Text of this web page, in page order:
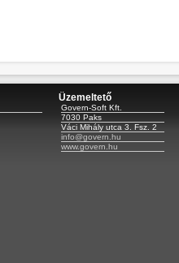
Üzemeltető
Govern-Soft Kft.
7030 Paks
Váci Mihály utca 3. Fsz. 2
info@govern.hu
www.govern.hu